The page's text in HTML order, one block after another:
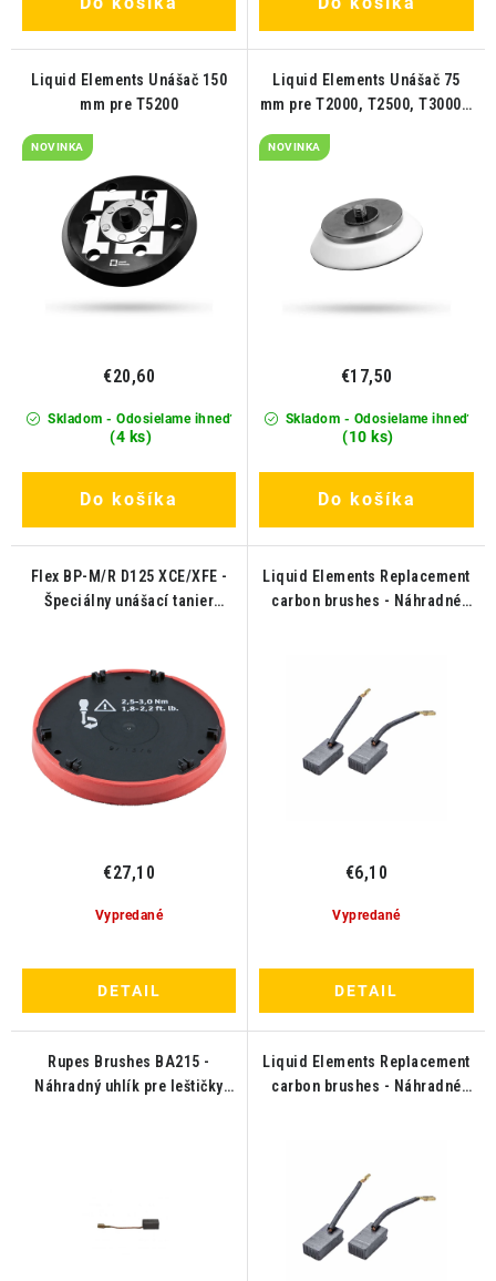
Liquid Elements Unášač 150
mm pre T5200
NOVINKA
Skladom - Odosielame ihneď
(4 ks)
€20,60
Do košíka
Liquid Elements Unášač 75
mm pre T2000, T2500, T3000 a
NOVINKA
Skladom - Odosielame ihneď
(10 ks)
€17,50
Do košíka
Flex BP-M/R D125 XCE/XFE -
Špeciálny unášací tanier
Vypredané
€27,10
DETAIL
Liquid Elements Replacement
carbon brushes - Náhradné
Vypredané
€6,10
DETAIL
Rupes Brushes BA215 -
Náhradný uhlík pre leštičky
Liquid Elements Replacement
carbon brushes - Náhradné